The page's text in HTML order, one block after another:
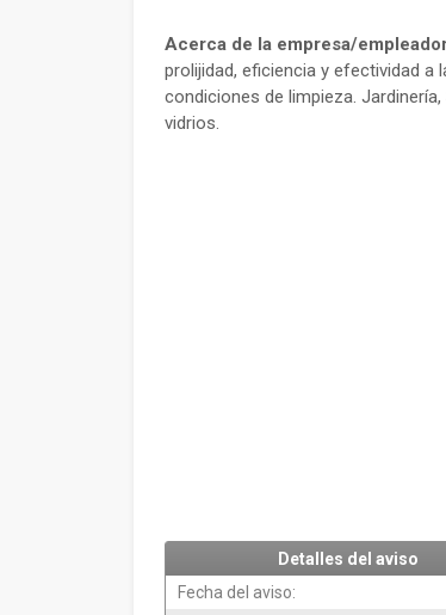
Acerca de la empresa/
prolijidad, eficiencia y efectividad a
condiciones de limpieza.
vidrios.
Detalles del aviso
Fecha del aviso: